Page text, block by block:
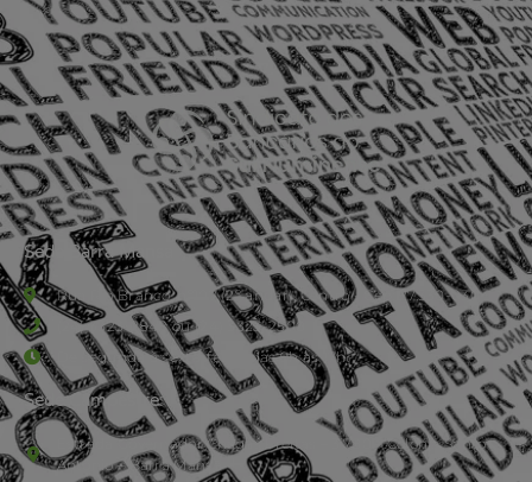
Sede Barra Mansa
Rua Rio Branco, nº107 (2º andar), Centro - Cep: 27.330-030
(24) 3323-2848 ou (24) 3323-2500
De segunda à sexta-feira , das 9h às 17h.
Sede Campestre:
Estrada Governador Chagas Freitas – 3.780 – Colônia Santo
Antônio – Barra Mansa